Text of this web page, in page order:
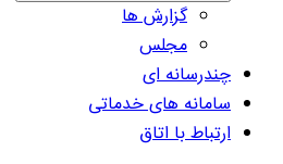
گزارش ها
مجلس
چندرسانه ای
سامانه های خدماتی
ارتباط با اتاق